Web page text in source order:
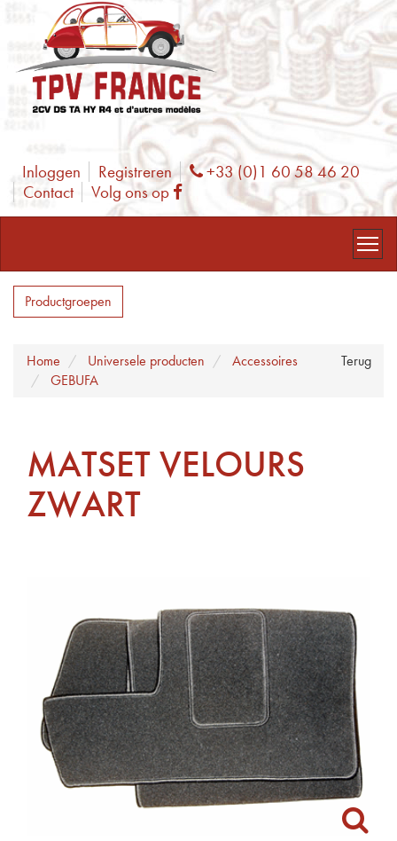
Inloggen Registreren Phone
+33 (0)1 60 58 46 20
Contact
Volg ons op Facebook
Productgroepen
Terug
Home Universele producten
Accessoires
GEBUFA
MATSET VELOURS
ZWART